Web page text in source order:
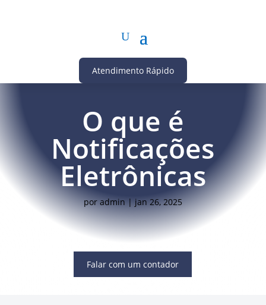
Atendimento Rápido
O que é
Notificações
Eletrônicas
poradmin|jan 26, 2025
Falar com um contador